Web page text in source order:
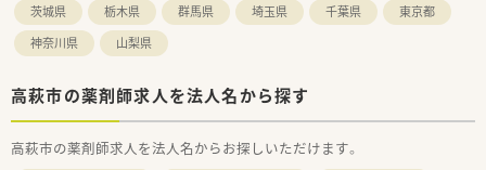
茨城県 栃木県 群馬県 埼玉県 千葉県
東京都
神奈川県
山梨県
高萩市の薬剤師求人を法人名から探す
高萩市の薬剤師求人を法人名からお探しいただけます。